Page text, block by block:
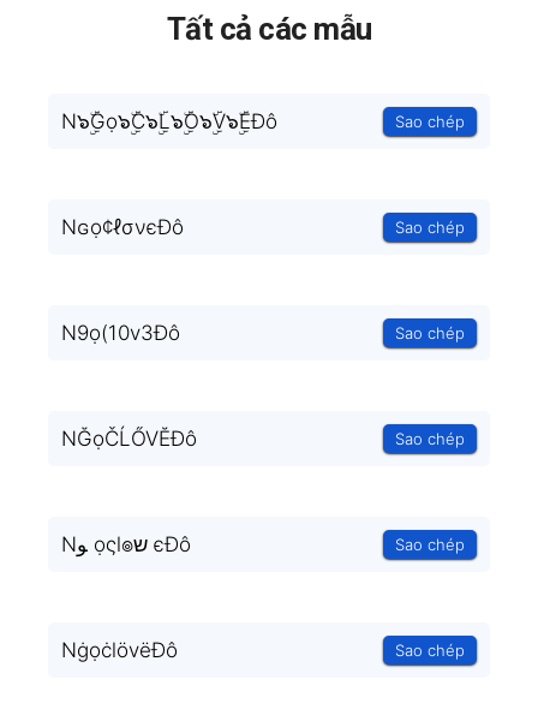
Tất cả các mẫu
N๖ۣۜGọ๖ۣۜC๖ۣۜL๖ۣۜO๖ۣۜV๖ۣۜEĐô Sao chép
Nɢọ¢ℓσνєĐô Sao chép
N9ọ(10v3Đô Sao chép
NĞọČĹŐVĔĐô Sao chép
Nﻮ ọςl๏ש єĐô Sao chép
NġọċlövëĐô Sao chép